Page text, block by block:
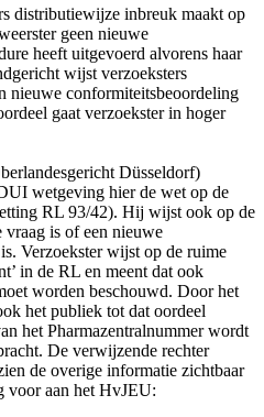
distributiewijze inbreuk maakt op
geen nieuwe
heeft uitgevoerd alvorens haar
wijst verzoeksters
nieuwe conformiteitsbeoordeling
gaat verzoekster in hoger
Düsseldorf)
wetgeving hier de wet op de
RL 93/42). Hij wijst ook op de
is of een nieuwe
Verzoekster wijst op de ruime
in de RL en meent dat ook
worden beschouwd. Door het
het publiek tot dat oordeel
het Pharmazentralnummer wordt
De verwijzende rechter
de overige informatie zichtbaar
voor aan het HvJEU: